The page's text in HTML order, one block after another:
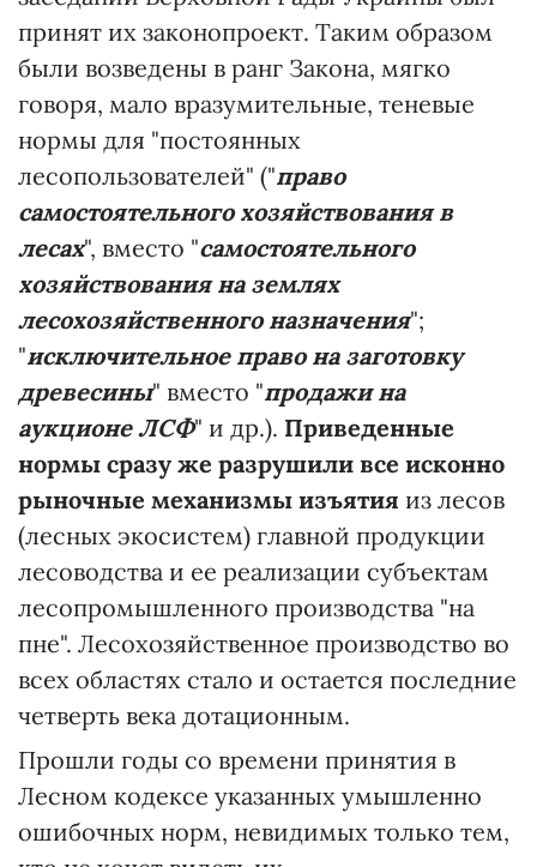
принят их законопроект. Таким образом
были возведены в ранг Закона, мягко
говоря, мало вразумительные, теневые
нормы для "постоянных
лесопользователей" ("право
самостоятельного хозяйствования в
лесах", вместо "самостоятельного
хозяйствования на землях
лесохозяйственного назначения";
"исключительное право на заготовку
древесины" вместо "продажи на
аукционе ЛСФ" и др.). Приведенные
нормы сразу же разрушили все исконно
рыночные механизмы изъятия из лесов
(лесных экосистем) главной продукции
лесоводства и ее реализации субъектам
лесопромышленного производства "на
пне". Лесохозяйственное производство во
всех областях стало и остается последние
четверть века дотационным.
Прошли годы со времени принятия в
Лесном кодексе указанных умышленно
ошибочных норм, невидимых только тем,